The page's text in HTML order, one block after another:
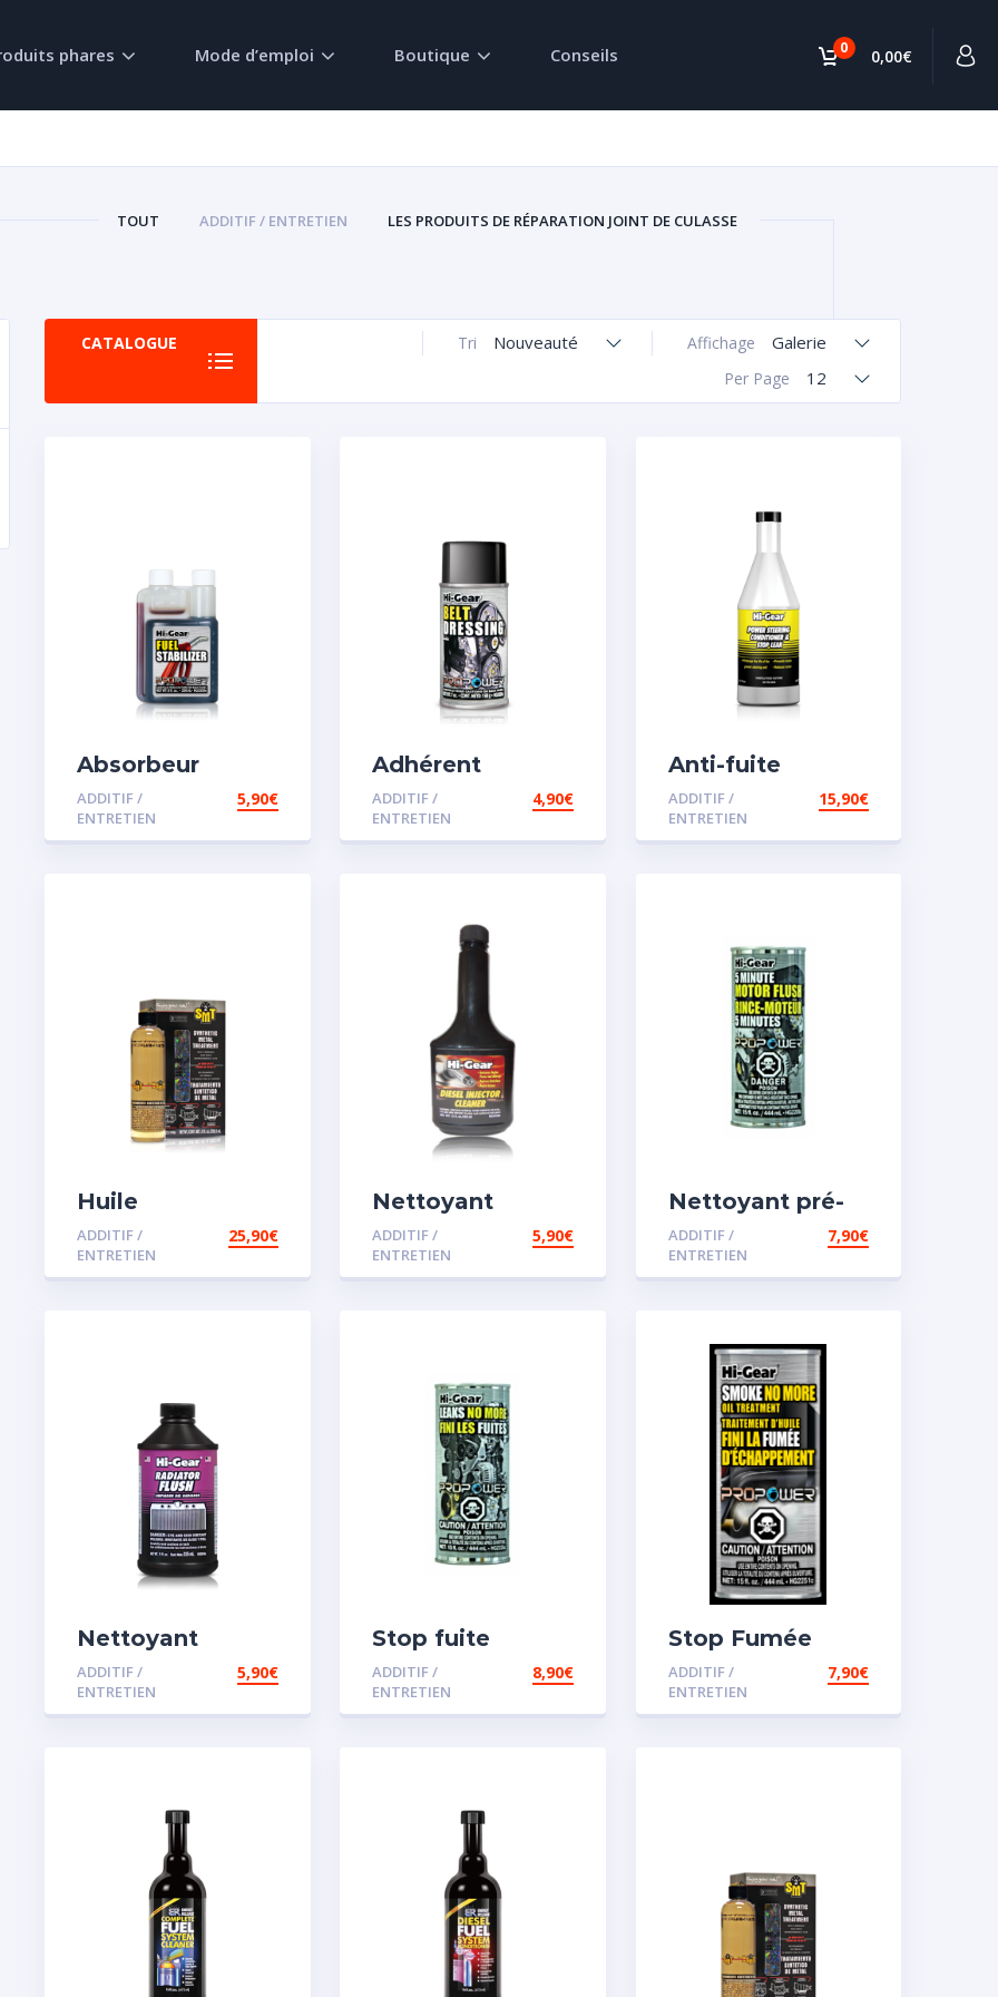
0 0,00€
phares Mode d’emploi Boutique Conseils
TOUT ADDITIF / ENTRETIEN LES PRODUITS DE RÉPARATION JOINT DE CULASSE
CATALOGUE Affichage Galerie
Tri Nouveauté
Per Page 12
Absorbeur
disperssant
d’eau pour
carburant
ADDITIF /
ENTRETIEN
5,90€
Adhérent
courroie
ADDITIF /
ENTRETIEN
4,90€
Anti-fuite
concentré pour
direction
assistée
ADDITIF /
ENTRETIEN
15,90€
Huile
Remétallisant
Moteur SMT2
ADDITIF /
ENTRETIEN
25,90€
Nettoyant
injecteur diesel
ADDITIF /
ENTRETIEN
5,90€
Nettoyant pré-
vidange
ADDITIF /
ENTRETIEN
7,90€
Nettoyant
radiateur
ADDITIF /
ENTRETIEN
5,90€
Stop fuite
moteur
ADDITIF /
ENTRETIEN
8,90€
Stop Fumée
ADDITIF /
ENTRETIEN
7,90€